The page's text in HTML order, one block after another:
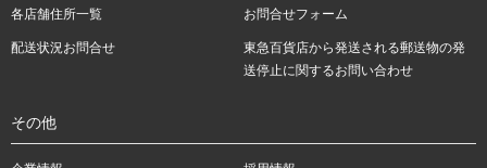
各店舗住所一覧
お問合せフォーム
配送状況お問合せ
東急百貨店から発送される郵送物の発
送停止に関するお問い合わせ
その他